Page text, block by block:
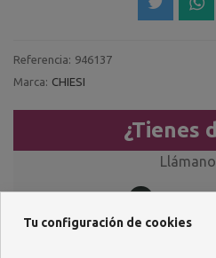
Referencia: 946137
Marca: CHIESI
¿Tienes
957
Tu configuración de cookies